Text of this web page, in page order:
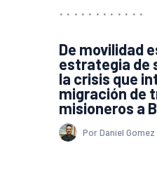
De movilidad
estrategia de
la crisis que
migración de
misioneros a
Por Daniel Gomez